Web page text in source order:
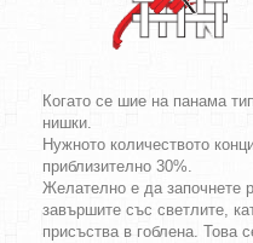
Когато се шие на панама
нишки.
Нужното количеството
приблизително 30%.
Желателно е да започнете
завършите със светлите,
присъства в гоблена. Това